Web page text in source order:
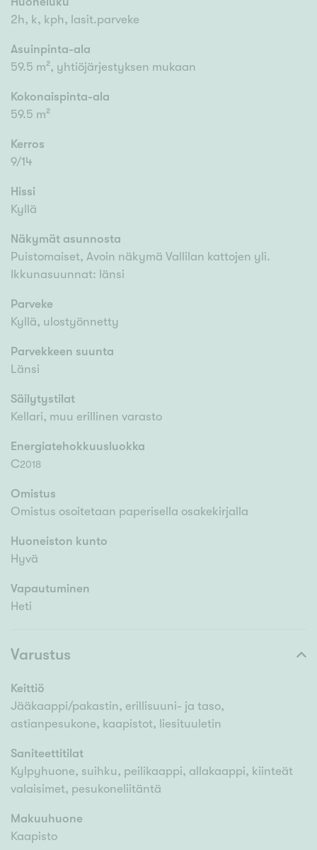
2h, k, kph, lasit.parveke
Asuinpinta-ala
59.5 m², yhtiöjärjestyksen mukaan
Kokonaispinta-ala
59.5 m²
Kerros
9/14
Hissi
Kyllä
Näkymät asunnosta
Puistomaiset, Avoin näkymä Vallilan kattojen yli.
Ikkunasuunnat: länsi
Parveke
Kyllä, ulostyönnetty
Parvekkeen suunta
Länsi
Säilytystilat
Kellari, muu erillinen varasto
Energiatehokkuusluokka
C2018
Omistus
Omistus osoitetaan paperisella osakekirjalla
Huoneiston kunto
Hyvä
Vapautuminen
Heti
Varustus
Keittiö
Jääkaappi/pakastin, erillisuuni- ja taso,
astianpesukone, kaapistot, liesituuletin
Saniteettitilat
Kylpyhuone, suihku, peilikaappi, allakaappi, kiinteät
valaisimet, pesukoneliitäntä
Makuuhuone
Kaapisto